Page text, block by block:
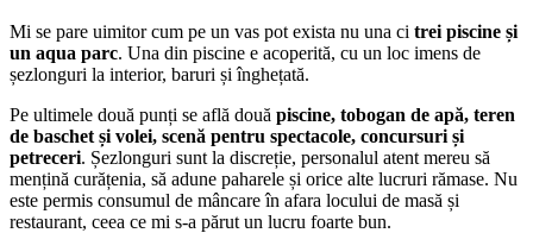
Mi se pare uimitor cum pe un vas pot exista nu una ci trei piscine și
un aqua parc. Una din piscine e acoperită, cu un loc imens de
șezlonguri la interior, baruri și înghețată.
Pe ultimele două punți se află două piscine, tobogan de apă, teren
de baschet și volei, scenă pentru spectacole, concursuri și
petreceri. Șezlonguri sunt la discreție, personalul atent mereu să
mențină curățenia, să adune paharele și orice alte lucruri rămase. Nu
este permis consumul de mâncare în afara locului de masă și
restaurant, ceea ce mi s-a părut un lucru foarte bun.